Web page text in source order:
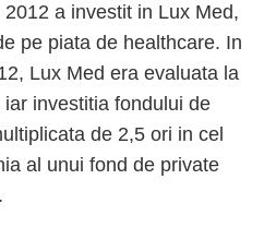
a investit in Lux Med,
pe piata de healthcare. In
Lux Med era evaluata la
investitia fondului de
de 2,5 ori in cel
al unui fond de private